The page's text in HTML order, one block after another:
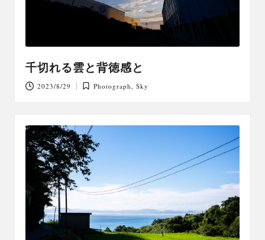
千切れる雲と背徳感と
2023/8/29
Posted
Photograph ,Sky